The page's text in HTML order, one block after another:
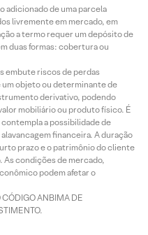
adicionado de uma parcela
livremente em mercado, em
a termo requer um depósito de
duas formas: cobertura ou
embute riscos de perdas
objeto ou determinante de
derivativo, podendo
mobiliário ou produto físico. É
a possibilidade de
financeira. A duração
prazo e o patrimônio do cliente
condições de mercado,
podem afetar o
CÓDIGO ANBIMA DE